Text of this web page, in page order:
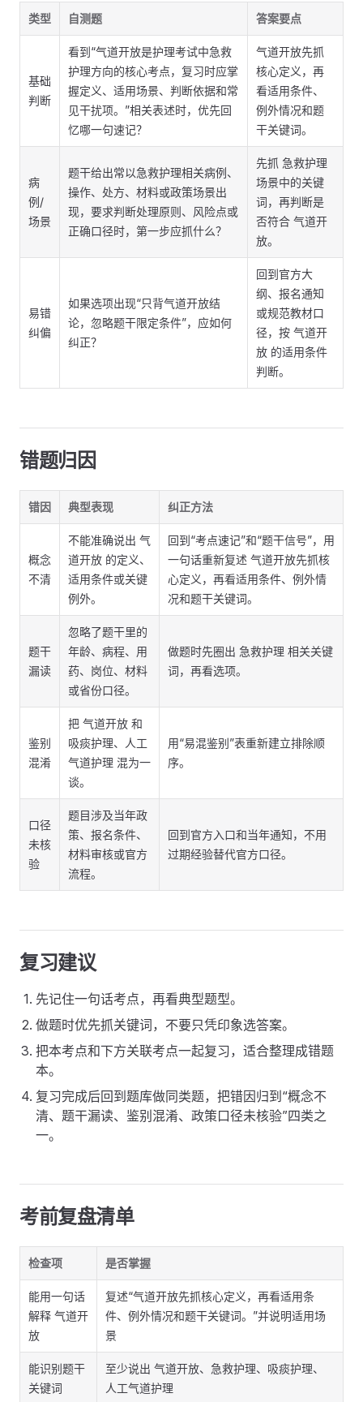
类型 自测题 答案要点
基础
判断
看到“气道开放是护理考试中急救
护理方向的核心考点，复习时应掌
握定义、适用场景、判断依据和常
见干扰项。”相关表述时，优先回
忆哪一句速记？
气道开放先抓
核心定义，再
看适用条件、
例外情况和题
干关键词。
病
例/
场景
题干给出常以急救护理相关病例、
操作、处方、材料或政策场景出
现，要求判断处理原则、风险点或
正确口径时，第一步应抓什么？
先抓 急救护理
场景中的关键
词，再判断是
否符合 气道开
放。
易错
纠偏
如果选项出现“只背气道开放结
论，忽略题干限定条件”，应如何
纠正？
回到官方大
纲、报名通知
或规范教材口
径，按 气道开
放 的适用条件
判断。
错题归因
错因 典型表现 纠正方法
概念
不清
不能准确说出 气
道开放 的定义、
适用条件或关键
例外。
回到“考点速记”和“题干信号”，用
一句话重新复述 气道开放先抓核
心定义，再看适用条件、例外情
况和题干关键词。
题干
漏读
忽略了题干里的
年龄、病程、用
药、岗位、材料
或省份口径。
做题时先圈出 急救护理 相关关键
词，再看选项。
鉴别
混淆
把 气道开放 和
吸痰护理、人工
气道护理 混为一
谈。
用“易混鉴别”表重新建立排除顺
序。
口径
未核
验
题目涉及当年政
策、报名条件、
材料审核或官方
流程。
回到官方入口和当年通知，不用
过期经验替代官方口径。
复习建议
先记住一句话考点，再看典型题型。
做题时优先抓关键词，不要只凭印象选答案。
把本考点和下方关联考点一起复习，适合整理成错题
本。
复习完成后回到题库做同类题，把错因归到“概念不
清、题干漏读、鉴别混淆、政策口径未核验”四类之
一。
考前复盘清单
检查项 是否掌握
能用一句话
解释 气道开
放
复述“气道开放先抓核心定义，再看适用条
件、例外情况和题干关键词。”并说明适用场
景
能识别题干
关键词
至少说出 气道开放、急救护理、吸痰护理、
人工气道护理